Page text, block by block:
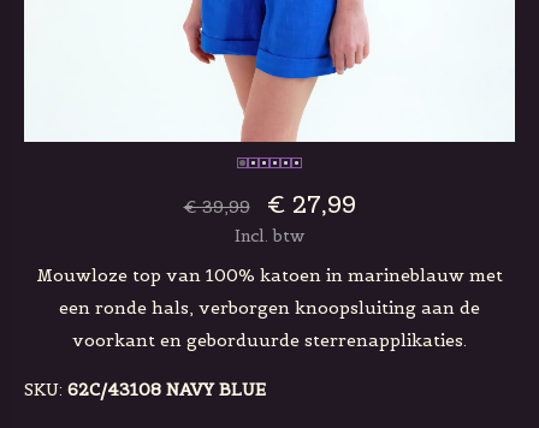
€ 39,99 € 27,99
Incl. btw
Mouwloze top van 100% katoen in marineblauw met
een ronde hals, verborgen knoopsluiting aan de
voorkant en geborduurde sterrenapplikaties.
SKU: 62C/43108 NAVY BLUE